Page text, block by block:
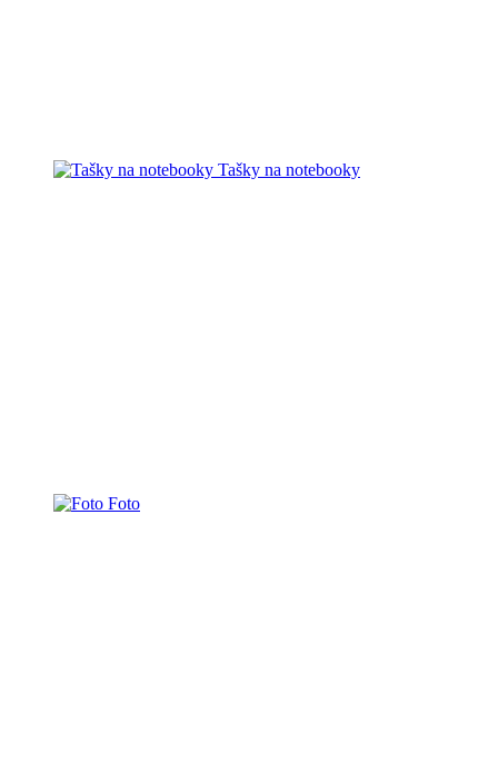
Tašky na notebooky
Foto